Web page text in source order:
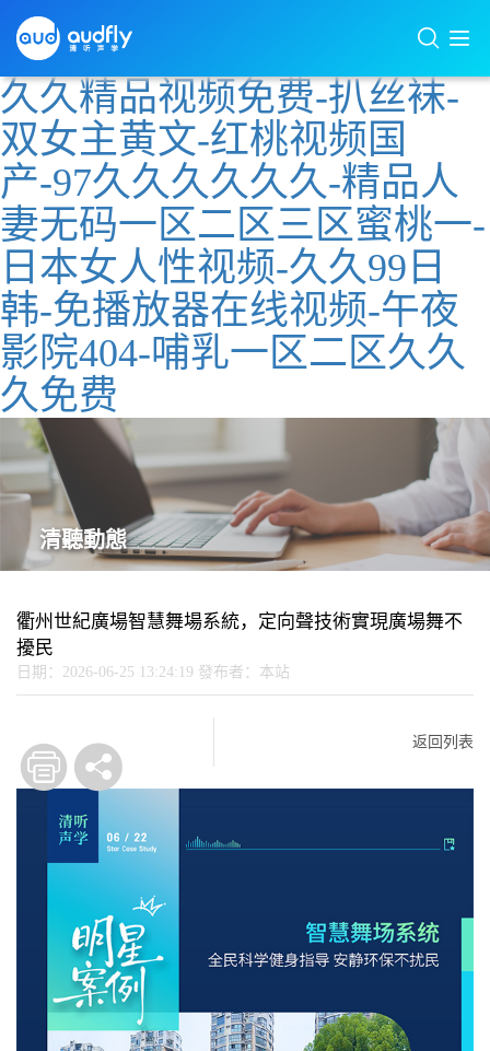
久久精品视频免费-扒丝袜-
双女主黄文-红桃视频国
产-97久久久久久久-精品人
妻无码一区二区三区蜜桃一-
日本女人性视频-久久99日
韩-免播放器在线视频-午夜
影院404-哺乳一区二区久久
久免费
清聽動態
衢州世紀廣場智慧舞場系統，定向聲技術實現廣場舞不
擾民
日期：2026-06-25 13:24:19 發布者：本站
返回列表